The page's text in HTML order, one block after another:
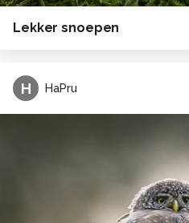
Lekker snoepen
H HaPru